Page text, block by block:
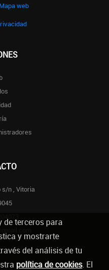
Mapa web
s/n , Vitoria
de terceros para
y mostrarte
del análisis de tu
política de cookies. El